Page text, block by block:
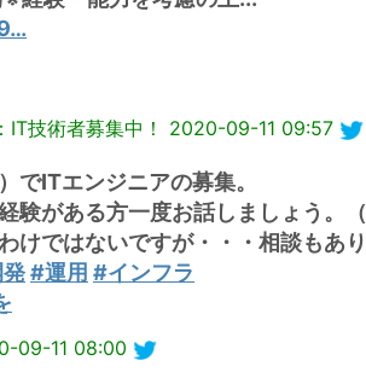
技術者募集中！ 2020-09-11 09:57
でITエンジニアの募集。
験がある方一度お話しましょう。
けではないですが・・・相談もあり
#運用 #インフラ
09-11 08:00